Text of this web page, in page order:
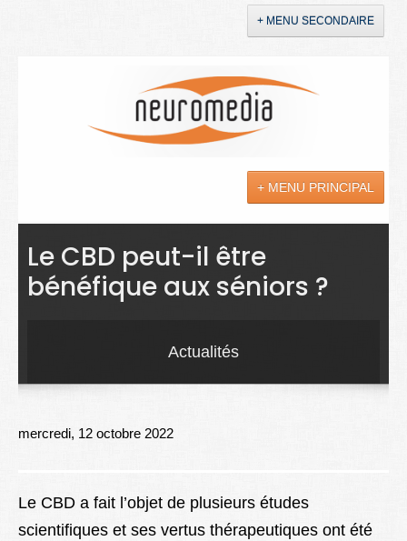
+ MENU SECONDAIRE
+ MENU PRINCIPAL
Actualités
Sciences
Droit
Lexique
Le CBD peut-il être
bénéfique aux séniors ?
Actualités
mercredi, 12 octobre 2022
Le CBD a fait l’objet de plusieurs études
scientifiques et ses vertus thérapeutiques ont été